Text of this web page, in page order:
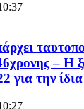
– Η
για την